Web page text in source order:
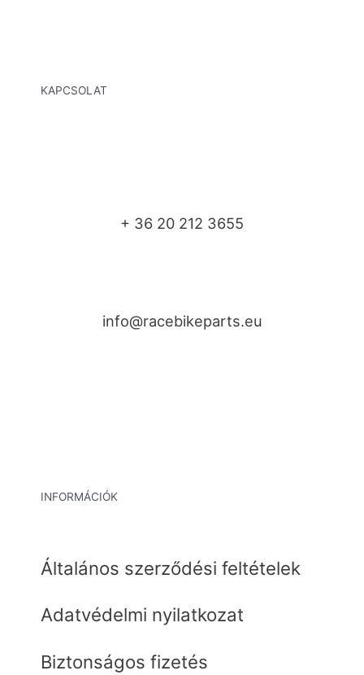
KAPCSOLAT
+ 36 20 212 3655
info@racebikeparts.eu
INFORMÁCIÓK
Általános szerződési feltételek
Adatvédelmi nyilatkozat
Biztonságos fizetés